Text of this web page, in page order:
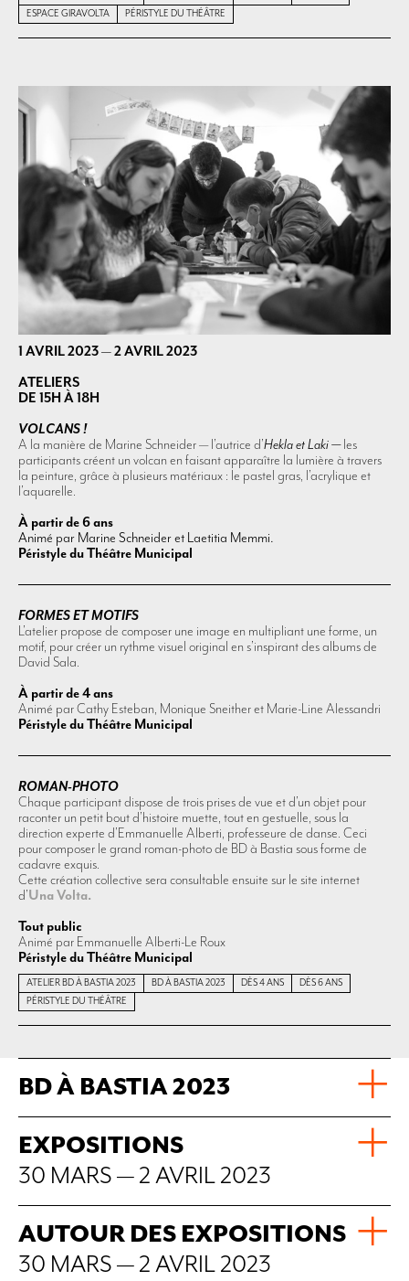
ESPACE GIRAVOLTA
PÉRISTYLE DU THÉÂTRE
1 AVRIL 2023—2 AVRIL 2023
ATELIERS
DE 15H À 18H
VOLCANS !
A la manière de Marine Schneider — l’autrice d’Hekla et Laki —les
participants créent un volcan en faisant apparaître la lumière à travers
la peinture, grâce à plusieurs matériaux : le pastel gras, l’acrylique et
l’aquarelle.
À partir de 6 ans
Animé par Marine Schneider et Laetitia Memmi.
Péristyle du Théâtre Municipal
FORMES ET MOTIFS
L’atelier propose de composer une image en multipliant une forme, un
motif, pour créer un rythme visuel original en s’inspirant des albums de
David Sala.
À partir de 4 ans
Animé par Cathy Esteban, Monique Sneither et Marie-Line Alessandri
Péristyle du Théâtre Municipal
ROMAN-PHOTO
Chaque participant dispose de trois prises de vue et d’un objet pour
raconter un petit bout d’histoire muette, tout en gestuelle, sous la
direction experte d’Emmanuelle Alberti, professeure de danse. Ceci
pour composer le grand roman-photo de BD à Bastia sous forme de
cadavre exquis.
Cette création collective sera consultable ensuite sur le site internet
d’Una Volta.
Tout public
Animé par Emmanuelle Alberti-Le Roux
Péristyle du Théâtre Municipal
ATELIER BD À BASTIA 2023 BD À BASTIA 2023 DÈS 4 ANS
DÈS 6 ANS
PÉRISTYLE DU THÉÂTRE
BD À BASTIA 2023
EXPOSITIONS
30 MARS — 2 AVRIL 2023
AUTOUR DES EXPOSITIONS
30 MARS — 2 AVRIL 2023